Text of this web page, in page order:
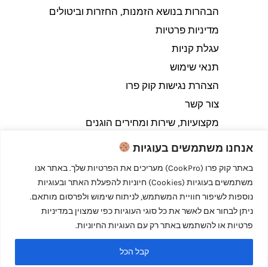
אנחנו משתמשים בעוגיות
באתר קוק פרו (CookPro) מעריכים את הפרטיות שלך. באתר אנו
משתמשים בעוגיות (Cookies) חיוניות להפעלת האתר ובעוגיות
נוספות לשיפור חוויית המשתמש, לניתוח שימוש ולפרסום מותאם.
ניתן לבחור אם לאשר את כל סוגי העוגיות כפי שמצוין במדיניות
פרטיות או להשתמש באתר רק עם העוגיות החיוניות.
קבל הכל
הבהרות בנושא הזמנות, החזרות וביטולים​
מדיניות פרטיות
עגלת קניות
תנאי שימוש
הצהרת נגישות קוק פרו
צור קשר
מקצועיות, שירות ומחירים הוגנים
Copyright © 2026 קוק פרו - לבשל כמו מקצוענים